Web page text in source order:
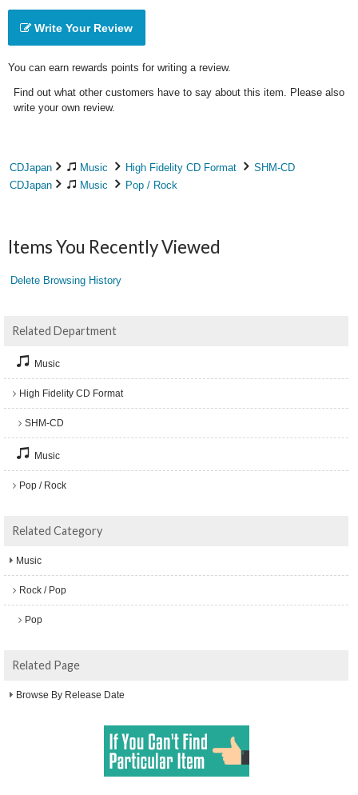
Write Your Review
You can earn rewards points for writing a review.
Find out what other customers have to say about this item. Please also
write your own review.
CDJapan Music High Fidelity CD Format
SHM-CD
CDJapan
Music Pop / Rock
Items You Recently Viewed
Delete Browsing History
Related Department
Music
High Fidelity CD Format
SHM-CD
Music
Pop / Rock
Related Category
Music
Rock / Pop
Pop
Related Page
Browse By Release Date